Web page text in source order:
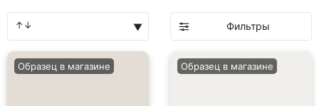
Фильтры
Образец в магазине Образец в магазине